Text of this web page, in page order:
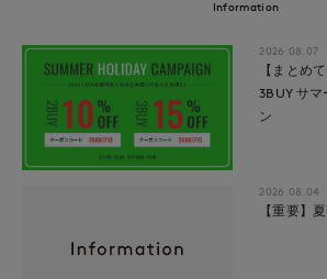
Information
2026.08.07
【まとめ
3BUY サ
ン
2026.08.04
【重要】